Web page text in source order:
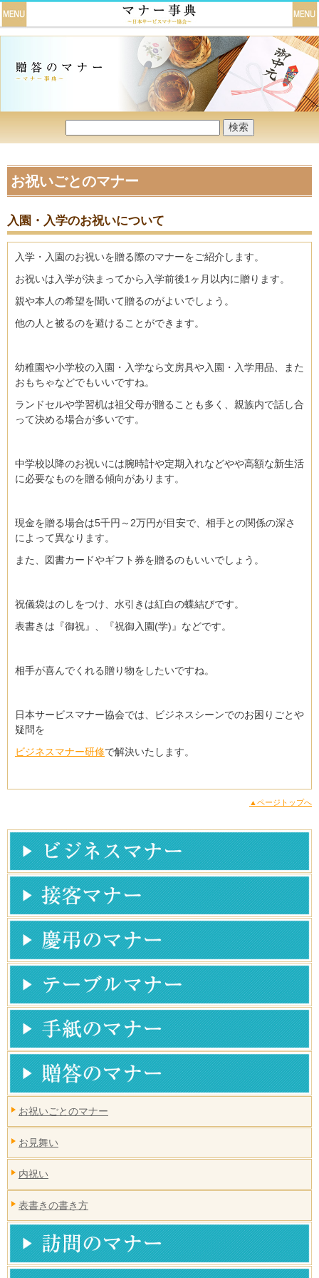
お祝いごとのマナー
入園・入学のお祝いについて
入学・入園のお祝いを贈る際のマナーをご紹介します。
お祝いは入学が決まってから入学前後1ヶ月以内に贈ります。
親や本人の希望を聞いて贈るのがよいでしょう。
他の人と被るのを避けることができます。
幼稚園や小学校の入園・入学なら文房具や入園・入学用品、また
おもちゃなどでもいいですね。
ランドセルや学習机は祖父母が贈ることも多く、親族内で話し合
って決める場合が多いです。
中学校以降のお祝いには腕時計や定期入れなどやや高額な新生活
に必要なものを贈る傾向があります。
現金を贈る場合は5千円～2万円が目安で、相手との関係の深さ
によって異なります。
また、図書カードやギフト券を贈るのもいいでしょう。
祝儀袋はのしをつけ、水引きは紅白の蝶結びです。
表書きは『御祝』、『祝御入園(学)』などです。
相手が喜んでくれる贈り物をしたいですね。
日本サービスマナー協会では、ビジネスシーンでのお困りごとや
疑問を
ビジネスマナー研修で解決いたします。
▲ページトップへ
お祝いごとのマナー
お見舞い
内祝い
表書きの書き方